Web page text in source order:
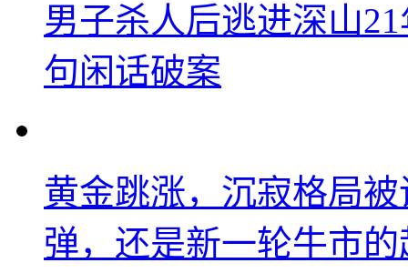
男子杀人后逃进深山
句闲话破案
黄金跳涨，沉寂格局
弹，还是新一轮牛市